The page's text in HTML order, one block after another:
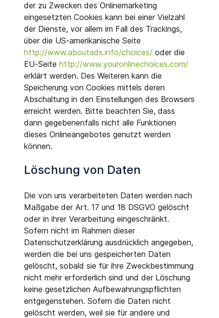
der zu Zwecken des Onlinemarketing
eingesetzten Cookies kann bei einer Vielzahl
der Dienste, vor allem im Fall des Trackings,
über die US-amerikanische Seite
http://www.aboutads.info/choices/ oder die
EU-Seite http://www.youronlinechoices.com/
erklärt werden. Des Weiteren kann die
Speicherung von Cookies mittels deren
Abschaltung in den Einstellungen des Browsers
erreicht werden. Bitte beachten Sie, dass
dann gegebenenfalls nicht alle Funktionen
dieses Onlineangebotes genutzt werden
können.
Löschung von Daten
Die von uns verarbeiteten Daten werden nach
Maßgabe der Art. 17 und 18 DSGVO gelöscht
oder in ihrer Verarbeitung eingeschränkt.
Sofern nicht im Rahmen dieser
Datenschutzerklärung ausdrücklich angegeben,
werden die bei uns gespeicherten Daten
gelöscht, sobald sie für ihre Zweckbestimmung
nicht mehr erforderlich sind und der Löschung
keine gesetzlichen Aufbewahrungspflichten
entgegenstehen. Sofern die Daten nicht
gelöscht werden, weil sie für andere und